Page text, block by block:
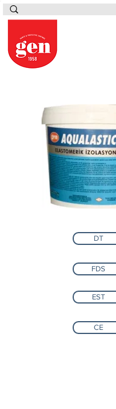
DT
FDS
EST
CE